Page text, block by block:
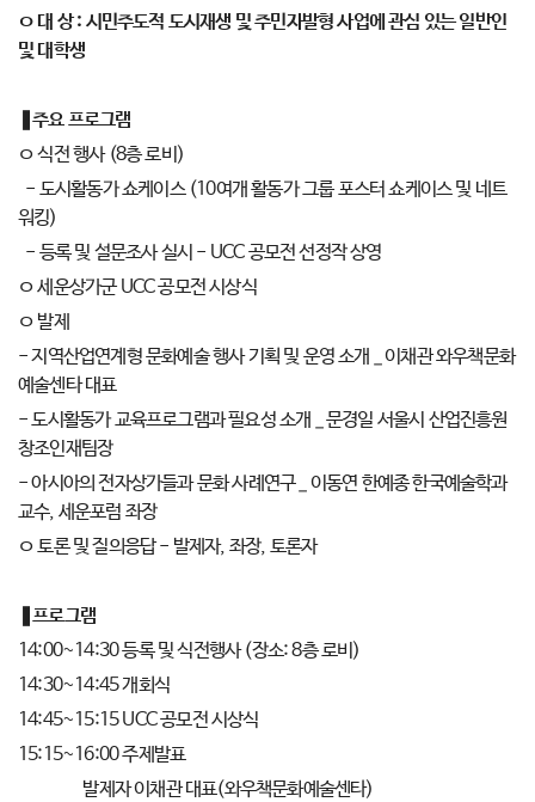
ㅇ 대 상 : 시민주도적 도시재생 및 주민자발형 사업에 관심 있는 일반인
및 대학생
❚주요 프로그램
ㅇ 식전 행사 (8층 로비)
- 도시활동가 쇼케이스 (10여개 활동가 그룹 포스터 쇼케이스 및 네트
워킹)
- 등록 및 설문조사 실시 - UCC 공모전 선정작 상영
ㅇ 세운상가군 UCC 공모전 시상식
ㅇ 발제
- 지역산업연계형 문화예술 행사 기획 및 운영 소개 _ 이채관 와우책문화
예술센타 대표
- 도시활동가 교육프로그램과 필요성 소개 _ 문경일 서울시 산업진흥원
창조인재팀장
- 아시아의 전자상가들과 문화 사례연구 _ 이동연 한예종 한국예술학과
교수, 세운포럼 좌장
ㅇ 토론 및 질의응답 - 발제자, 좌장, 토론자
❚프로그램
14:00~14:30 등록 및 식전행사 (장소: 8층 로비)
14:30~14:45 개회식
14:45~15:15 UCC 공모전 시상식
15:15~16:00 주제발표
발제자 이채관 대표(와우책문화예술센타)